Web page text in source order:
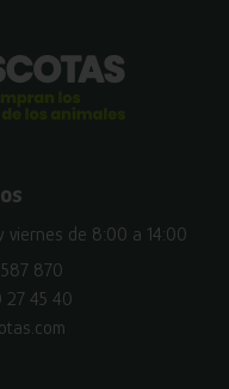
viernes de 8:00 a 14:00
870
27 45 40